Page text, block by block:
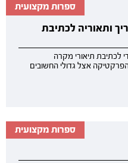
ספרות מקצועית
ותאוריה לכתיבת
לכתיבת תיאורי מקרה
אצל גדולי החשובים
ספרות מקצועית